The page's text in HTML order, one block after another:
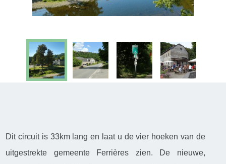
Dit circuit is 33km lang en laat u de vier hoeken van de
uitgestrekte gemeente Ferrières zien. De nieuwe,